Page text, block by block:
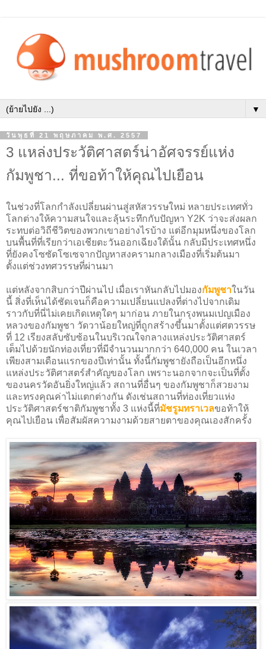
▼
วันพุธที่ 21 พฤษภาคม พ.ศ. 2557
3 แหล่งประวัติศาสตร์น่าอัศจรรย์แห่ง
กัมพูชา... ที่ขอท้าให้คุณไปเยือน
ในช่วงที่โลกกำลังเปลี่ยนผ่านสู่สหัสวรรษใหม่ หลายประเทศทั่ว
โลกต่างให้ความสนใจและลุ้นระทึกกับปัญหา Y2K ว่าจะส่งผลก
ระทบต่อวิถีชีวิตของพวกเขาอย่างไรบ้าง แต่อีกมุมหนึ่งของโลก
บนพื้นที่ที่เรียกว่าเอเชียตะวันออกเฉียงใต้นั้น กลับมีประเทศหนึ่ง
ที่ยังคงโซซัดโซเซจากปัญหาสงครามกลางเมืองที่เริ่มต้นมา
ตั้งแต่ช่วงทศวรรษที่ผ่านมา
แต่หลังจากสิบกว่าปีผ่านไป เมื่อเราหันกลับไปมองกัมพูชาในวัน
นี้ สิ่งที่เห็นได้ชัดเจนก็คือความเปลี่ยนแปลงที่ต่างไปจากเดิม
ราวกับที่นี่ไม่เคยเกิดเหตุใดๆ มาก่อน ภายในกรุงพนมเปญเมือง
หลวงของกัมพูชา วัดวาน้อยใหญ่ที่ถูกสร้างขึ้นมาตั้งแต่ศตวรรษ
ที่ 12 เรียงสลับซับซ้อนในบริเวณใจกลางแหล่งประวัติศาสตร์
เต็มไปด้วยนักท่องเที่ยวที่มีจำนวนมากกว่า 640,000 คน ในเวลา
เพียงสามเดือนแรกของปีเท่านั้น ทั้งนี้กัมพูชายังถือเป็นอีกหนึ่ง
แหล่งประวัติศาสตร์สำคัญของโลก เพราะนอกจากจะเป็นที่ตั้ง
ของนครวัดอันยิ่งใหญ่แล้ว สถานที่อื่นๆ ของกัมพูชาก็สวยงาม
และทรงคุณค่าไม่แตกต่างกัน ดังเช่นสถานที่ท่องเที่ยวแห่ง
ประวัติศาสตร์ชาติกัมพูชาทั้ง 3 แห่งนี้ที่มัชรูมทราเวลขอท้าให้
คุณไปเยือน เพื่อสัมผัสความงามด้วยสายตาของคุณเองสักครั้ง